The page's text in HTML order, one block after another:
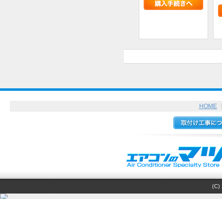
HOME
(C)